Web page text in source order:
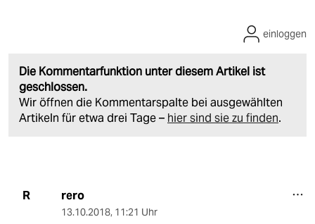
Die Kommentarfunktion unter diesem Artikel ist
geschlossen.
Wir öffnen die Kommentarspalte bei ausgewählten
Artikeln für etwa drei Tage – hier sind sie zu finden.
einloggen
R rero
13.10.2018, 11:21 Uhr